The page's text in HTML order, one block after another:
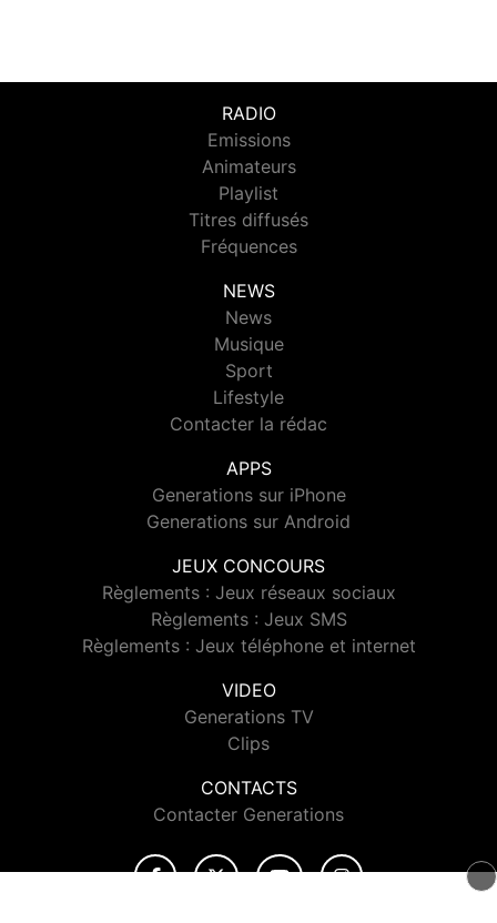
RADIO
Emissions
Animateurs
Playlist
Titres diffusés
Fréquences
NEWS
News
Musique
Sport
Lifestyle
Contacter la rédac
APPS
Generations sur iPhone
Generations sur Android
JEUX CONCOURS
Règlements : Jeux réseaux sociaux
Règlements : Jeux SMS
Règlements : Jeux téléphone et internet
VIDEO
Generations TV
Clips
CONTACTS
Contacter Generations